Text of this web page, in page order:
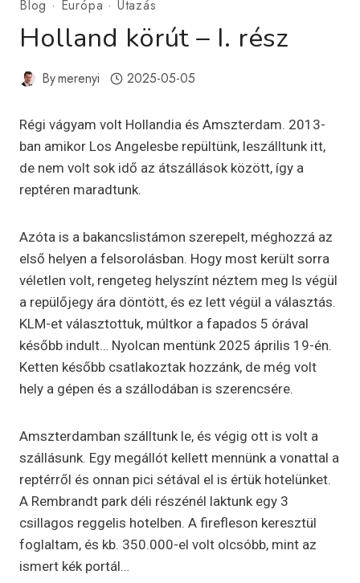
Blog · Európa · Utazás
Holland körút – I. rész
Bymerenyi 2025-05-05
Régi vágyam volt Hollandia és Amszterdam. 2013-
ban amikor Los Angelesbe repültünk, leszálltunk itt,
de nem volt sok idő az átszállások között, így a
reptéren maradtunk.
Azóta is a bakancslistámon szerepelt, méghozzá az
első helyen a felsorolásban. Hogy most került sorra
véletlen volt, rengeteg helyszínt néztem meg ls végül
a repülőjegy ára döntött, és ez lett végül a választás.
KLM-et választottuk, múltkor a fapados 5 órával
később indult… Nyolcan mentünk 2025 április 19-én.
Ketten később csatlakoztak hozzánk, de még volt
hely a gépen és a szállodában is szerencsére.
Amszterdamban szálltunk le, és végig ott is volt a
szállásunk. Egy megállót kellett mennünk a vonattal a
reptérről és onnan pici sétával el is értük hotelünket.
A Rembrandt park déli részénél laktunk egy 3
csillagos reggelis hotelben. A firefleson keresztül
foglaltam, és kb. 350.000-el volt olcsóbb, mint az
ismert kék portál…